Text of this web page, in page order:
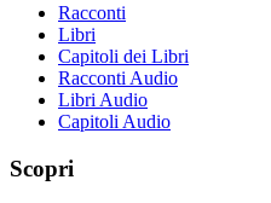
Racconti
Libri
Capitoli dei Libri
Racconti Audio
Libri Audio
Capitoli Audio
Scopri